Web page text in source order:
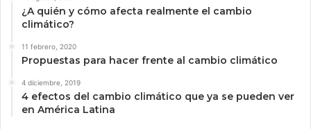
¿A quién y cómo afecta realmente el cambio
climático?
11 febrero, 2020
Propuestas para hacer frente al cambio climático
4 diciembre, 2019
4 efectos del cambio climático que ya se pueden ver
en América Latina